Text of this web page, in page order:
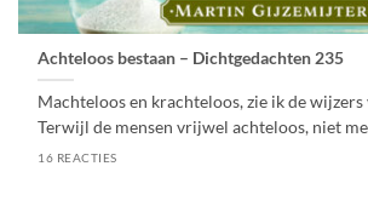
Achteloos bestaan – Dichtgedachten 235
Machteloos en krachteloos, zie ik de wijzers
Terwijl de mensen vrijwel achteloos, niet
16 REACTIES